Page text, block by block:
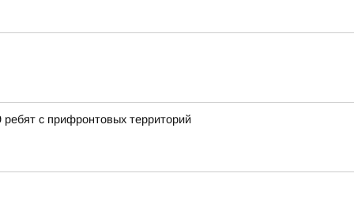
с прифронтовых территорий